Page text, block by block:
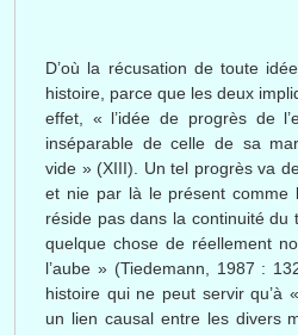
D’où la récusation de toute idée
histoire parce que les deux
effet , « l’idée de progrèsde
inséparable decelle de sa
vide » (XIII). Untel progrès va
et niepar là le présent comme
réside pasdans la continuitédu
quelque chose de réellement
l’aube » (Tiedemann, 1987 :
histoire qui ne peut servir qu’à
un lien causal entreles divers